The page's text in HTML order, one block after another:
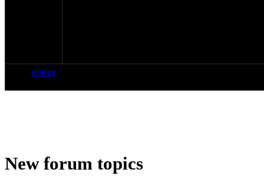
войти
New forum topics